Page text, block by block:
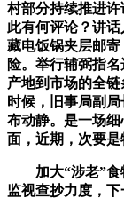
村部分持续推进
此有何评论？讲
藏电饭锅夹层邮
险。举行辅弼指
产地到市场的全
时候，旧事局副
布动静。是一场
面，近期，次要是
加大“涉老”食
监视查抄力度，